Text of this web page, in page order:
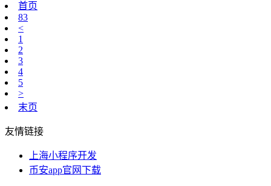
首页
83
<
1
2
3
4
5
>
末页
友情链接
上海小程序开发
币安app官网下载